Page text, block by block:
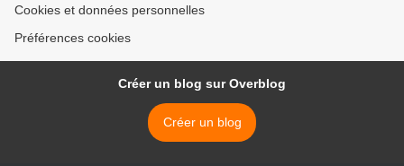
Cookies et données personnelles
Préférences cookies
Créer un blog sur Overblog
Créer un blog